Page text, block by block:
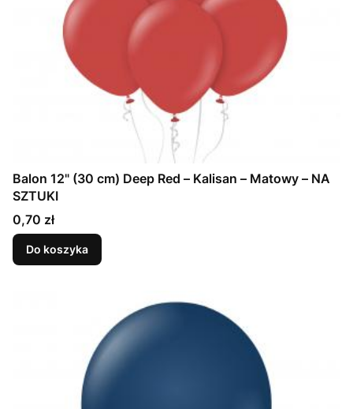
Balon 12" (30 cm) Deep Red – Kalisan – Matowy – NA
SZTUKI
Cena
0,70 zł
Do koszyka